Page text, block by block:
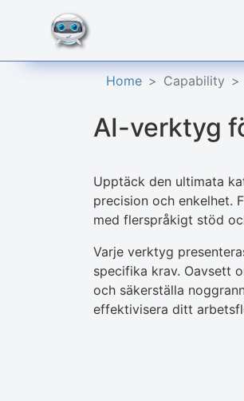
Home Capability
AI-verktyg
Upptäck den ultimata
precision och enkelhet.
med flerspråkigt stöd
Varje verktyg
specifika krav. Oavsett
och säkerställa
effektivisera ditt